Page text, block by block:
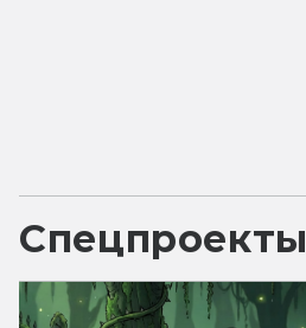
Спецпроекты